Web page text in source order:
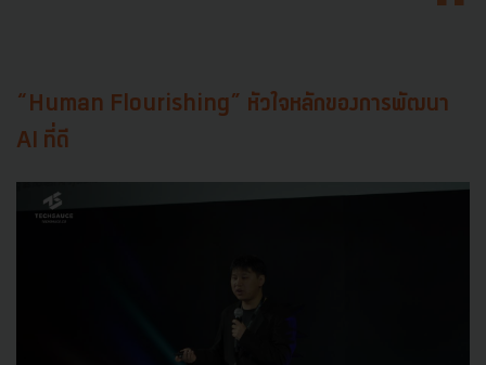
“Human Flourishing” หัวใจหลักของการพัฒนา
AI ที่ดี